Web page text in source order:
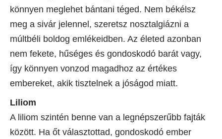
könnyen meglehet bántani téged. Nem békélsz
meg a sivár jelennel, szeretsz nosztalgiázni a
múltbéli boldog emlékeidben. Az életed azonban
nem fekete, hűséges és gondoskodó barát vagy,
így könnyen vonzod magadhoz az értékes
embereket, akik tisztelnek a jóságod miatt.
Liliom
A liliom szintén benne van a legnépszerűbb fajták
között. Ha őt választottad, gondoskodó ember